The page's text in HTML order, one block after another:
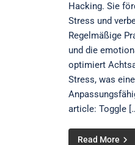
Hacking. Sie
Stress und
Regelmäßige
und die
optimiert
Stress, was
article: Toggle
Read More